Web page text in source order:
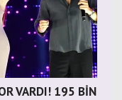
VARDI! 195 BİN